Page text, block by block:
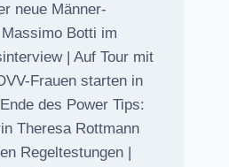
neue Männer-
Botti im
| Auf Tour mit
Frauen starten in
des Power Tips:
Theresa Rottmann
Regeltestungen |